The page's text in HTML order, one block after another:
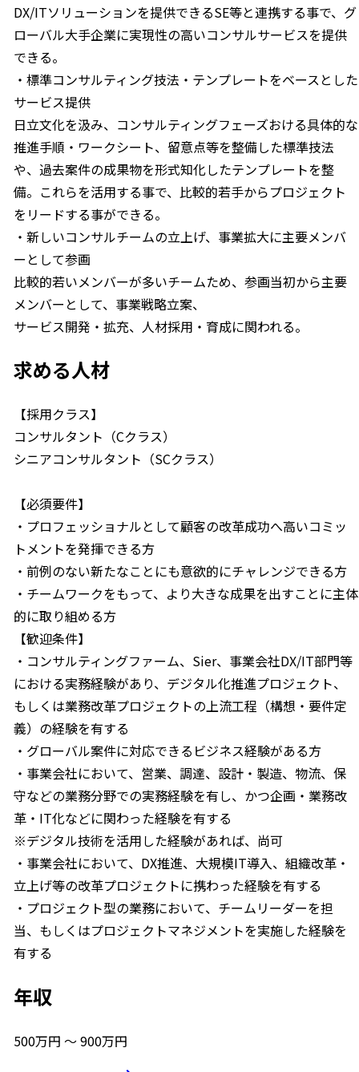
DX/ITソリューションを提供できるSE等と連携する事で、グ
ローバル大手企業に実現性の高いコンサルサービスを提供
できる。
・標準コンサルティング技法・テンプレートをベースとした
サービス提供
日立文化を汲み、コンサルティングフェーズおける具体的な
推進手順・ワークシート、留意点等を整備した標準技法
や、過去案件の成果物を形式知化したテンプレートを整
備。これらを活用する事で、比較的若手からプロジェクト
をリードする事ができる。
・新しいコンサルチームの立上げ、事業拡大に主要メンバ
ーとして参画
比較的若いメンバーが多いチームため、参画当初から主要
メンバーとして、事業戦略立案、
サービス開発・拡充、人材採用・育成に関われる。
求める人材
【採用クラス】
コンサルタント（Cクラス）
シニアコンサルタント（SCクラス）
【必須要件】
・プロフェッショナルとして顧客の改革成功へ高いコミッ
トメントを発揮できる方
・前例のない新たなことにも意欲的にチャレンジできる方
・チームワークをもって、より大きな成果を出すことに主体
的に取り組める方
【歓迎条件】
・コンサルティングファーム、Sier、事業会社DX/IT部門等
における実務経験があり、デジタル化推進プロジェクト、
もしくは業務改革プロジェクトの上流工程（構想・要件定
義）の経験を有する
・グローバル案件に対応できるビジネス経験がある方
・事業会社において、営業、調達、設計・製造、物流、保
守などの業務分野での実務経験を有し、かつ企画・業務改
革・IT化などに関わった経験を有する
※デジタル技術を活用した経験があれば、尚可
・事業会社において、DX推進、大規模IT導入、組織改革・
立上げ等の改革プロジェクトに携わった経験を有する
・プロジェクト型の業務において、チームリーダーを担
当、もしくはプロジェクトマネジメントを実施した経験を
有する
年収
500万円 〜 900万円